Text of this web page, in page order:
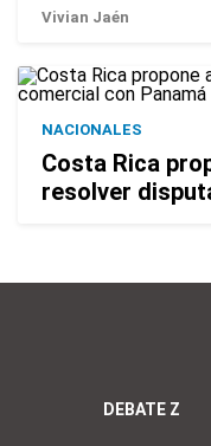
Vivian Jaén
NACIONALES
Costa Rica
resolver
DEBATE Z